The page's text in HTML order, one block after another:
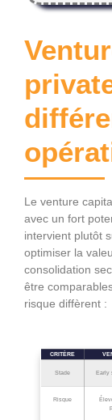
Le venture
avec un fort
intervient plutôt
optimiser la
consolidation
être
risque diffèrent :
CRITÈRE
Stade Early
Risque